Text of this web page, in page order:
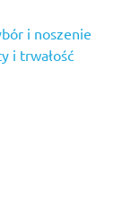
i noszenie
i trwałość